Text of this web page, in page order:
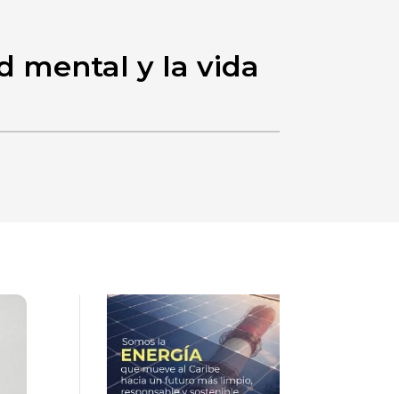
mental y la vida